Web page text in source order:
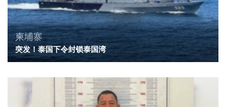
柬埔寨
突发！泰国下令封锁泰国湾